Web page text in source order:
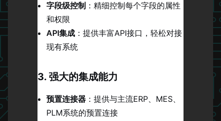
字段级控制 ：精细控制每个字段的属性
和权限
API集成 ：提供丰富API接口，轻松对接
现有系统
3. 强大的集成能力
预置连接器 ：提供与主流ERP、MES、
PLM系统的预置连接